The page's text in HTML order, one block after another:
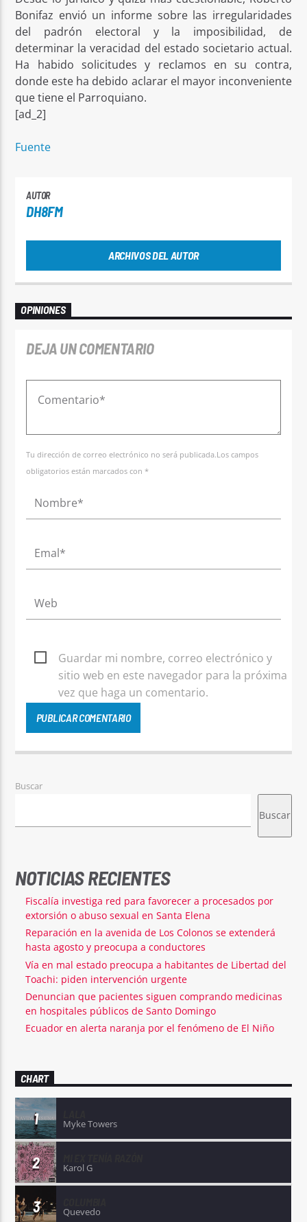
Bonifaz envió un informe sobre las irregularidades
del padrón electoral y la imposibilidad, de
determinar la veracidad del estado societario actual.
Ha habido solicitudes y reclamos en su contra,
donde este ha debido aclarar el mayor inconveniente
que tiene el Parroquiano.
[ad_2]
Fuente
AUTOR
DH8FM
ARCHIVOS DEL AUTOR
OPINIONES
DEJA UN COMENTARIO
Tu dirección de correo electrónico no será publicada.Los campos
obligatorios están marcados con *
Guardar mi nombre, correo electrónico y
sitio web en este navegador para la próxima
vez que haga un comentario.
Buscar
Buscar
NOTICIAS RECIENTES
Fiscalía investiga red para favorecer a procesados por
extorsión o abuso sexual en Santa Elena
Reparación en la avenida de Los Colonos se extenderá
hasta agosto y preocupa a conductores
Vía en mal estado preocupa a habitantes de Libertad del
Toachi: piden intervención urgente
Denuncian que pacientes siguen comprando medicinas
en hospitales públicos de Santo Domingo
Ecuador en alerta naranja por el fenómeno de El Niño
CHART
1 Myke Towers
2 Karol G
3 Quevedo